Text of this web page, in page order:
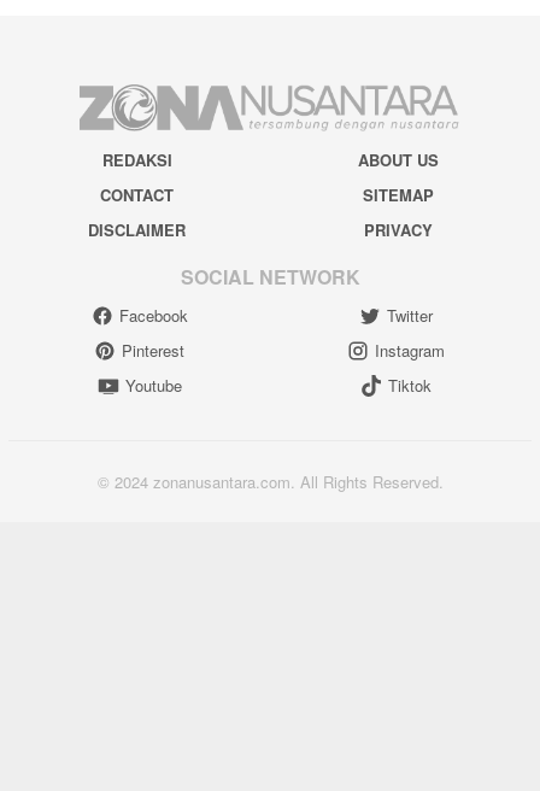
REDAKSI
ABOUT US
CONTACT
SITEMAP
DISCLAIMER
PRIVACY
SOCIAL NETWORK
Facebook
Twitter
Pinterest
Instagram
Youtube
Tiktok
© 2024 zonanusantara.com. All Rights Reserved.